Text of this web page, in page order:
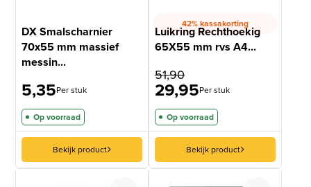
DX Smalscharnier
70x55 mm massief
messin...
5,35Per stuk
Op voorraad
Bekijk product
42% kassakorting
Luikring Rechthoekig
65X55 mm rvs A4...
51,90
29,95Per stuk
Op voorraad
Bekijk product